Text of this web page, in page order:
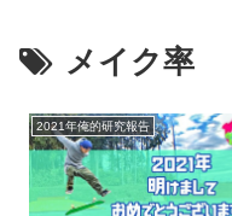
メイク率
2021年俺的研究報告